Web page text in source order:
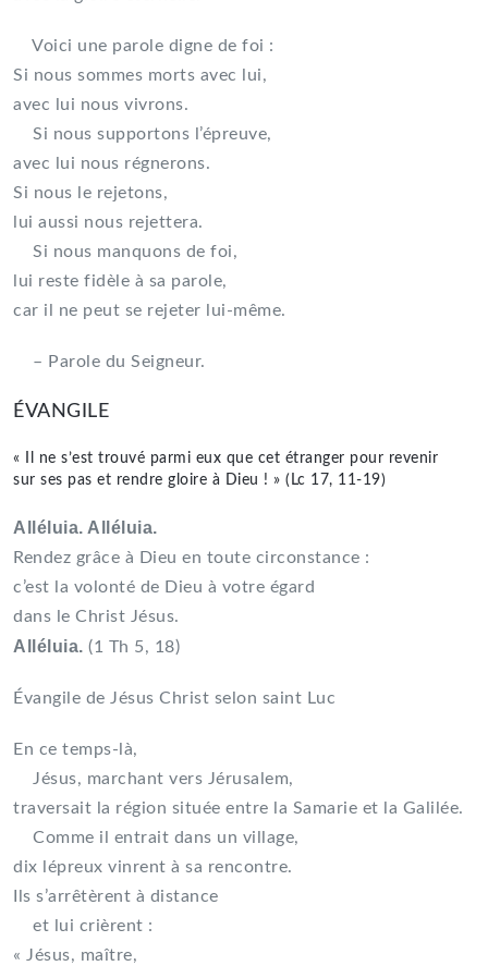
Voici une parole digne de foi :
Si nous sommes morts avec lui,
avec lui nous vivrons.
Si nous supportons l’épreuve,
avec lui nous régnerons.
Si nous le rejetons,
lui aussi nous rejettera.
Si nous manquons de foi,
lui reste fidèle à sa parole,
car il ne peut se rejeter lui-même.
– Parole du Seigneur.
ÉVANGILE
« Il ne s’est trouvé parmi eux que cet étranger pour revenir
sur ses pas et rendre gloire à Dieu ! » (Lc 17, 11-19)
Alléluia. Alléluia.
Rendez grâce à Dieu en toute circonstance :
c’est la volonté de Dieu à votre égard
dans le Christ Jésus.
Alléluia. (1 Th 5, 18)
Évangile de Jésus Christ selon saint Luc
En ce temps-là,
Jésus, marchant vers Jérusalem,
traversait la région située entre la Samarie et la Galilée.
Comme il entrait dans un village,
dix lépreux vinrent à sa rencontre.
Ils s’arrêtèrent à distance
et lui crièrent :
« Jésus, maître,